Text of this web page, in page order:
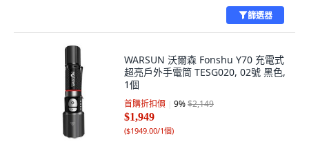
篩選器
WARSUN 沃爾森 Fonshu Y70 充電式
超亮戶外手電筒 TESG020, 02號 黑色,
1個
首購折扣價 9%$2,149
$1,949
($1949.00/1個)